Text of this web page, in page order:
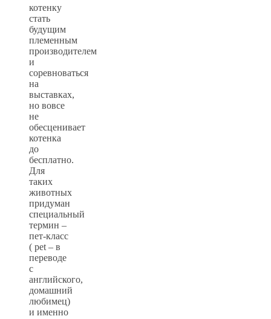
котенку
стать
будущим
племенным
производителем
и
соревноваться
на
выставках,
но вовсе
не
обесценивает
котенка
до
бесплатно.
Для
таких
животных
придуман
специальный
термин –
пет-класс
( pet – в
переводе
с
английского,
домашний
любимец)
и именно